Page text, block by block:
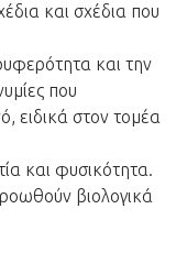
και σχέδια που
και την
που
ειδικά στον τομέα
και φυσικότητα.
βιολογικά